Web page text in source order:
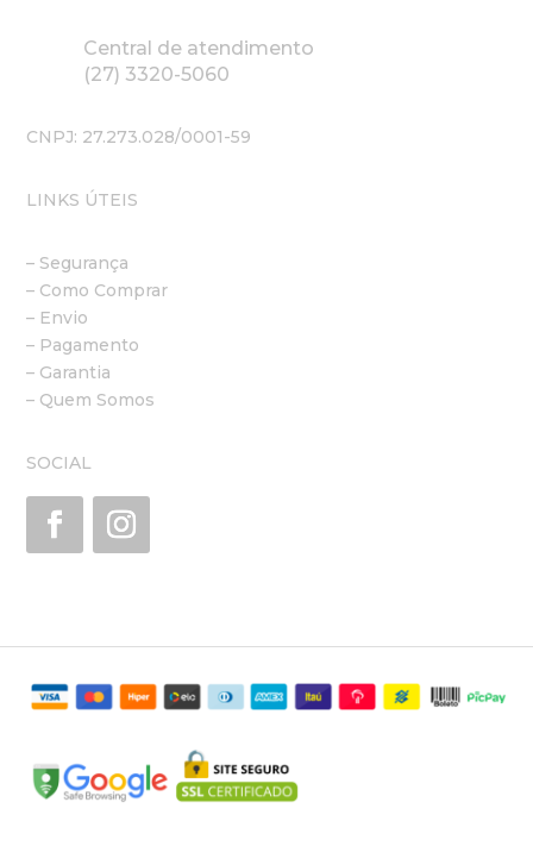
Central de atendimento
(27) 3320-5060
CNPJ: 27.273.028/0001-59
LINKS ÚTEIS
– Segurança
– Como Comprar
– Envio
– Pagamento
– Garantia
– Quem Somos
SOCIAL